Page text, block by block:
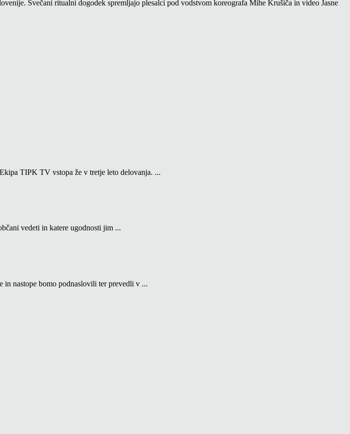
Svečani ritualni dogodek spremljajo plesalci pod vodstvom koreografa Mihe Krušiča in video Jasne
TIPK TV vstopa že v tretje leto delovanja. ...
vedeti in katere ugodnosti jim ...
in nastope bomo podnaslovili ter prevedli v ...